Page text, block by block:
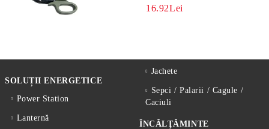
CULOARE KAKI16.92Lei
SOLUȚII ENERGETICE
Power Station
Lanternă
Jachete
Sepci / Palarii / Cagule /
Caciuli
ÎNCĂLŢĂMINTE